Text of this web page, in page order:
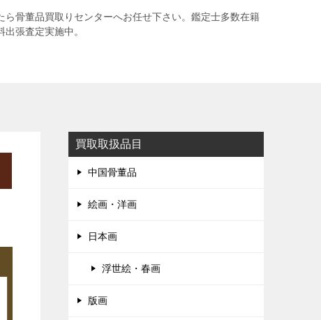
ら骨董品買取りセンターへお任せ下さい。鑑定士多数在籍
張査定実施中。
買取取扱品目
中国骨董品
絵画・洋画
日本画
浮世絵・春画
版画